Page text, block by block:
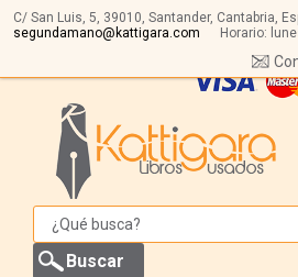
C/ San Luis, 5, 39010, Santander, Cantabria,
segundamano@kattigara.com
Horario: